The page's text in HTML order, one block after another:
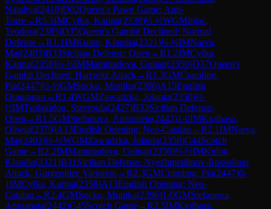
Nataliya(2418)D02Queen's Pawn Game: Anti-
Torre→R5.5IMCyfka, Karina(2339)½-½WGMInjac,
Teodora(2385)D35Queen's Gambit Declined: Normal
Defense→R1.1IMKulon, Klaudia(2321)½-½IMNarva,
Mai(2403)B33Sicilian Defense: Open →R1.2IMCyfka,
Karina(2358)½-½IMMammadova, Gulnar(2350)D37Queen's
Gambit Declined: Harrwitz Attack→R1.3GMCramling,
Pia(2447)½-½GMSocko, Monika(2396)A15English
Orangutan →R1.4WGMZawadzka, Jolanta(2350)½-
½IMTsolakidou, Stavroula(2427)B33Sicilian Defense:
Open →R1.5GMStefanova, Antoaneta(2442)1-0IMKiolbasa,
Oliwia(2379)A13English Opening: Neo-Catalan →R2.1IMNarva,
Mai(2403)½-½WGMZawadzka, Jolanta(2350)C44Scotch
Game→R2.2IMMammadova, Gulnar(2350)½-½IMKulon,
Klaudia(2321)B31 Sicilian Defense: Nyezhmetdinov-Rossolimo
Attack, Gurgenidze Variation →R2.3GMCramling, Pia(2447)0-
1IMCyfka, Karina(2358)A13English Opening: Neo-
Catalan →R2.4GMSocko, Monika(2396)1-0GMStefanova,
Antoaneta(2442)C45Scotch Game→R2.5IMKiolbasa,